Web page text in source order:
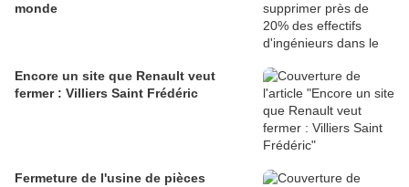
monde
Encore un site que Renault veut
fermer : Villiers Saint Frédéric
Fermeture de l'usine de pièces